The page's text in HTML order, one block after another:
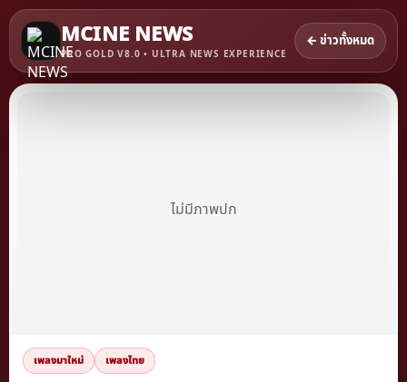
MCINE NEWS
PRO GOLD V8.0 • ULTRA NEWS EXPERIENCE
← ข่าวทั้งหมด
ไม่มีภาพปก
เพลงมาใหม่ เพลงไทย